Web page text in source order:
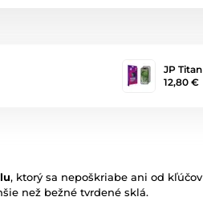
JP
12,80 €
, ktorý sa nepoškriabe ani od
než bežné tvrdené sklá.